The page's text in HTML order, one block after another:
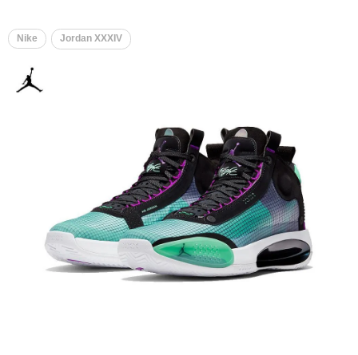
Nike Jordan XXXIV